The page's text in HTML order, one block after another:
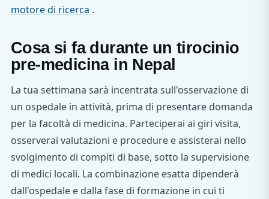
motore di ricerca .
Cosa si fa durante un tirocinio
pre-medicina in Nepal
La tua settimana sarà incentrata sull'osservazione di
un ospedale in attività, prima di presentare domanda
per la facoltà di medicina. Parteciperai ai giri visita,
osserverai valutazioni e procedure e assisterai nello
svolgimento di compiti di base, sotto la supervisione
di medici locali. La combinazione esatta dipenderà
dall'ospedale e dalla fase di formazione in cui ti